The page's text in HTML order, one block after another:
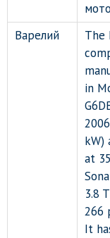
Варелий
The
in
kW)
at
3.8
266
It